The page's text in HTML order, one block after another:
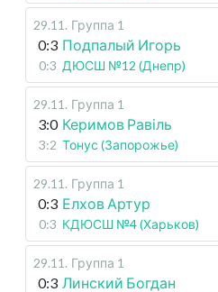
29.11 . Группа 1
0:3 Подпалый Игорь
0:3 ДЮСШ №12 (Днепр)
29.11 . Группа 1
3:0 Керимов Равіль
3:2 Тонус (Запорожье)
29.11 . Группа 1
0:3 Елхов Артур
0:3 КДЮСШ №4 (Харьков)
29.11 . Группа 1
0:3 Линский Богдан